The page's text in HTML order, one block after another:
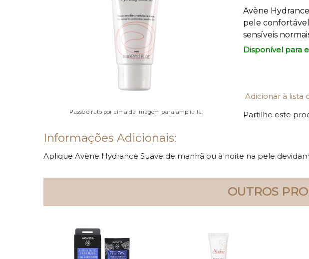
Passe o rato por cima da imagem para ampliá-la.
Avène
pele confortável
sensíveis
Disponível para
Adicionar à lista
Partilhe este
Informações Adicionais:
Aplique Avène Hydrance Suave de manhã ou à noite na pele
OUTROS